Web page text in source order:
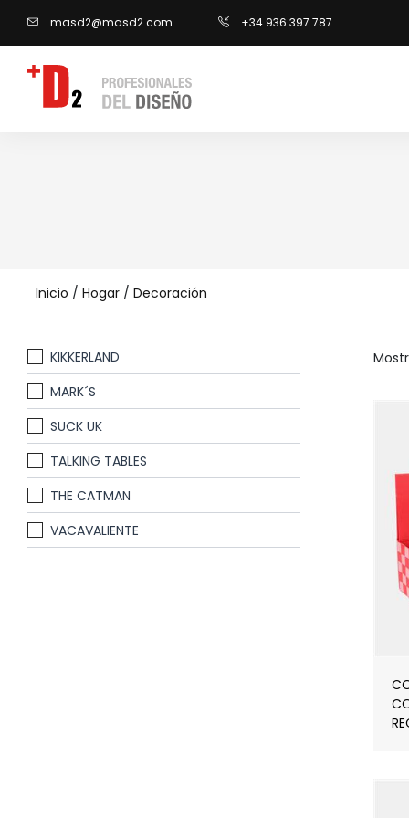
masd2@masd2.com +34 936 397 787
Inicio / Hogar / Decoración
KIKKERLAND
MARK´S
SUCK UK
TALKING TABLES
THE CATMAN
VACAVALIENTE